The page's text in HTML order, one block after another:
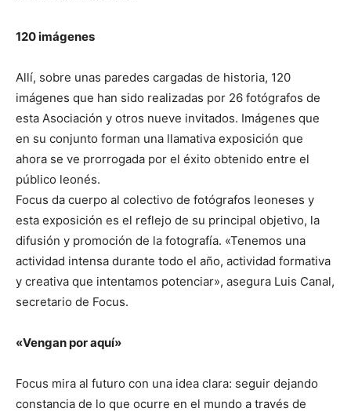
120 imágenes
Allí, sobre unas paredes cargadas de historia, 120
imágenes que han sido realizadas por 26 fotógrafos de
esta Asociación y otros nueve invitados. Imágenes que
en su conjunto forman una llamativa exposición que
ahora se ve prorrogada por el éxito obtenido entre el
público leonés.
Focus da cuerpo al colectivo de fotógrafos leoneses y
esta exposición es el reflejo de su principal objetivo, la
difusión y promoción de la fotografía. «Tenemos una
actividad intensa durante todo el año, actividad formativa
y creativa que intentamos potenciar», asegura Luis Canal,
secretario de Focus.
«Vengan por aquí»
Focus mira al futuro con una idea clara: seguir dejando
constancia de lo que ocurre en el mundo a través de